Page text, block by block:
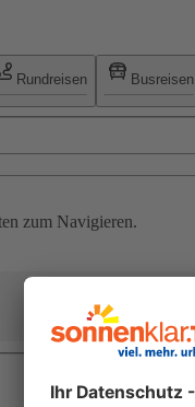
Rundreisen Busreisen
zum Navigieren.